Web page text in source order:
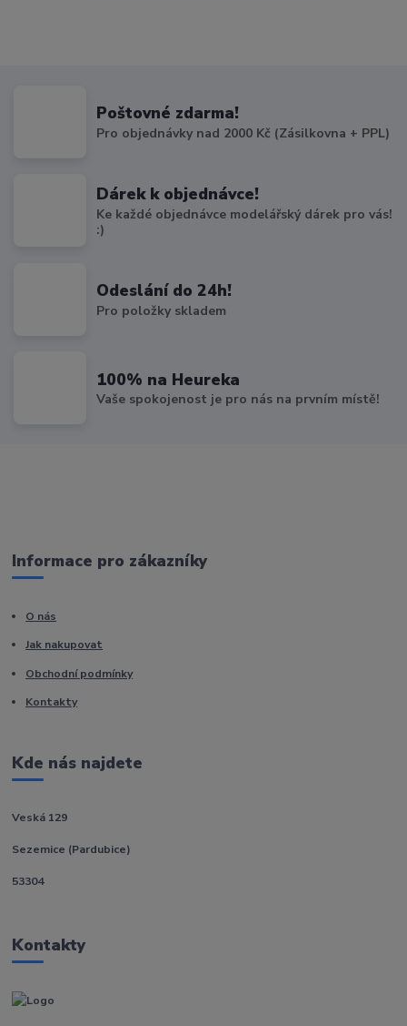
Poštovné zdarma!
Pro objednávky nad 2000 Kč (Zásilkovna + PPL)
Dárek k objednávce!
Ke každé objednávce modelářský dárek pro vás!
:)
Odeslání do 24h!
Pro položky skladem
100% na Heureka
Vaše spokojenost je pro nás na prvním místě!
Informace pro zákazníky
O nás
Jak nakupovat
Obchodní podmínky
Kontakty
Kde nás najdete
Veská 129
Sezemice (Pardubice)
53304
Kontakty